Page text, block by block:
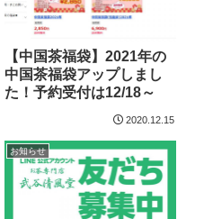
【中国茶福袋】2021年の
中国茶福袋アップしまし
た！予約受付は12/18～
2020.12.15
お知らせ